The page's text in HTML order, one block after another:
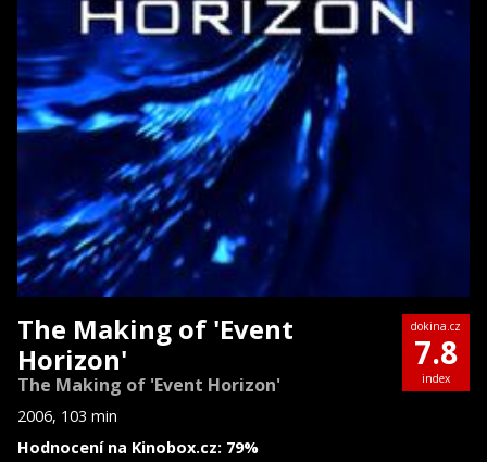
The Making of 'Event
Horizon'
The Making of 'Event Horizon'
2006, 103 min
Hodnocení na Kinobox.cz: 79%
dokina.cz
7.8
index